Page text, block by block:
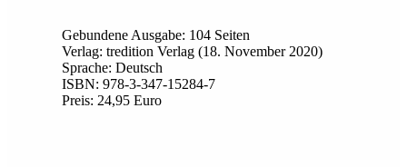
Gebundene Ausgabe: 104 Seiten
Verlag: tredition Verlag (18. November 2020)
Sprache: Deutsch
ISBN: 978-3-347-15284-7
Preis: 24,95 Euro